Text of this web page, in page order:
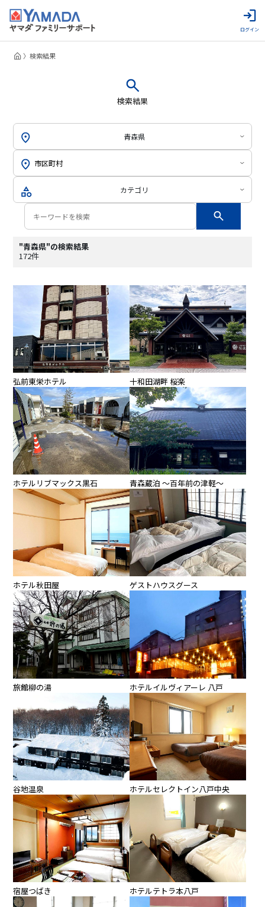
ログイン
検索結果
検索結果
青森県
カテゴリ
"青森県"の検索結果
172件
弘前東栄ホテル 十和田湖畔 桜楽
ホテルリブマックス黒石 青森蔵泊 ～百年前の津軽～
ホテル秋田屋 ゲストハウスグース
旅館柳の湯 ホテルイルヴィアーレ 八戸
谷地温泉 ホテルセレクトイン八戸中央
宿屋つばき ホテルテトラ本八戸